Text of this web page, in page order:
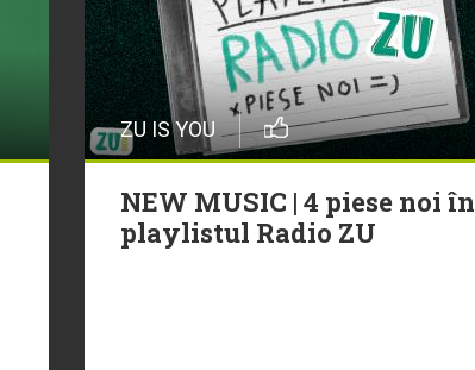
ZU IS YOU
NEW MUSIC | 4 piese noi în
playlistul Radio ZU